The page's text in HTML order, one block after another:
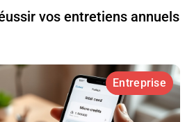
vos entretiens annuels
Entreprise